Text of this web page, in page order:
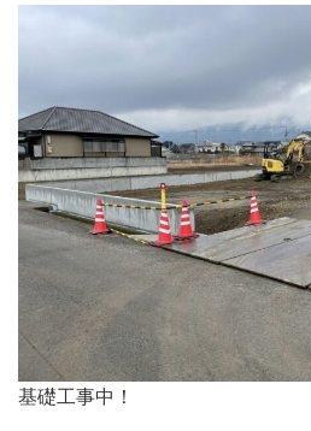
基礎工事中！